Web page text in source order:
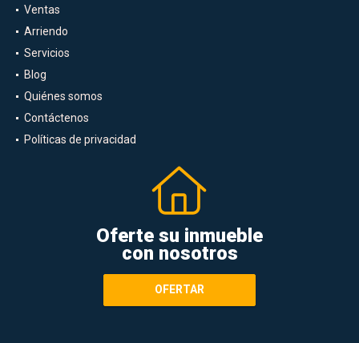
Ventas
Arriendo
Servicios
Blog
Quiénes somos
Contáctenos
Políticas de privacidad
Oferte su inmueble
con nosotros
OFERTAR